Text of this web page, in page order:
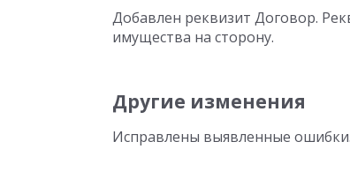
Добавлен реквизит Договор.
имущества на сторону.
Другие изменения
Исправлены выявленные ошибки.